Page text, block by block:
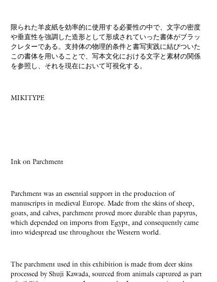
限られた羊皮紙を効率的に使用する必要性の中で、文字の密度
や垂直性を強調した造形として形成されていった書体がブラッ
クレターである。支持体の物理的条件と書写実践に結びついた
この書体を用いることで、写本文化における文字と素材の関係
を参照し、それを現在において可視化する。
MIKITYPE
Ink on Parchment
Parchment was an essential support in the production of
manuscripts in medieval Europe. Made from the skins of sheep,
goats, and calves, parchment proved more durable than papyrus,
which depended on imports from Egypt, and consequently came
into widespread use throughout the Western world.
The parchment used in this exhibition is made from deer skins
processed by Shuji Kawada, sourced from animals captured as part